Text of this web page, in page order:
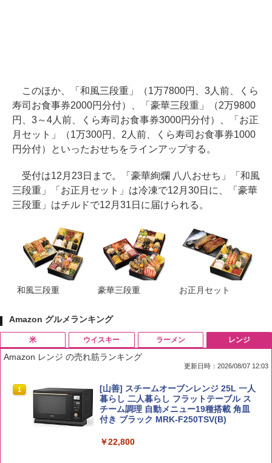
このほか、「和風三段重」（1万7800円、3人前、くら
寿司お食事券2000円分付）、「豪華三段重」（2万9800
円、3～4人前、くら寿司お食事券3000円分付）、「お正
月セット」（1万300円、2人前、くら寿司お食事券1000
円分付）といったおせちをラインアップする。
受付は12月23日まで。「豪華絢爛 八八おせち」「和風
三段重」「お正月セット」は冷凍で12月30日に、「豪華
三段重」はチルドで12月31日に届けられる。
和風三段重 豪華三段重 お正月セット
Amazon グルメランキング
米
1 by Amazon 国産ブレンド米 精米 5kg
￥2,650
ウイスキー
1
ブラックニッカ ニッカ Nikka ウィスキ
ー4000ml ブラックニッカクリア ウヰス
キー 【日本 アサヒ ウィスキー】 大容量
お得 4リットル
￥4,356
ラーメン
1
チキンラーメン どんぶり 85g×12個 日清
食品 インスタント カップ麺
￥1,939
レンジ
Amazon レンジ の売れ筋ランキング
更新日時：2026/08/07 12:03
1
[山善] スチームオーブンレンジ 25L 一人
暮らし 二人暮らし フラットテーブル ス
チーム調理 自動メニュー19種搭載 角皿
付き ブラック MRK-F250TSV(B)
￥22,800